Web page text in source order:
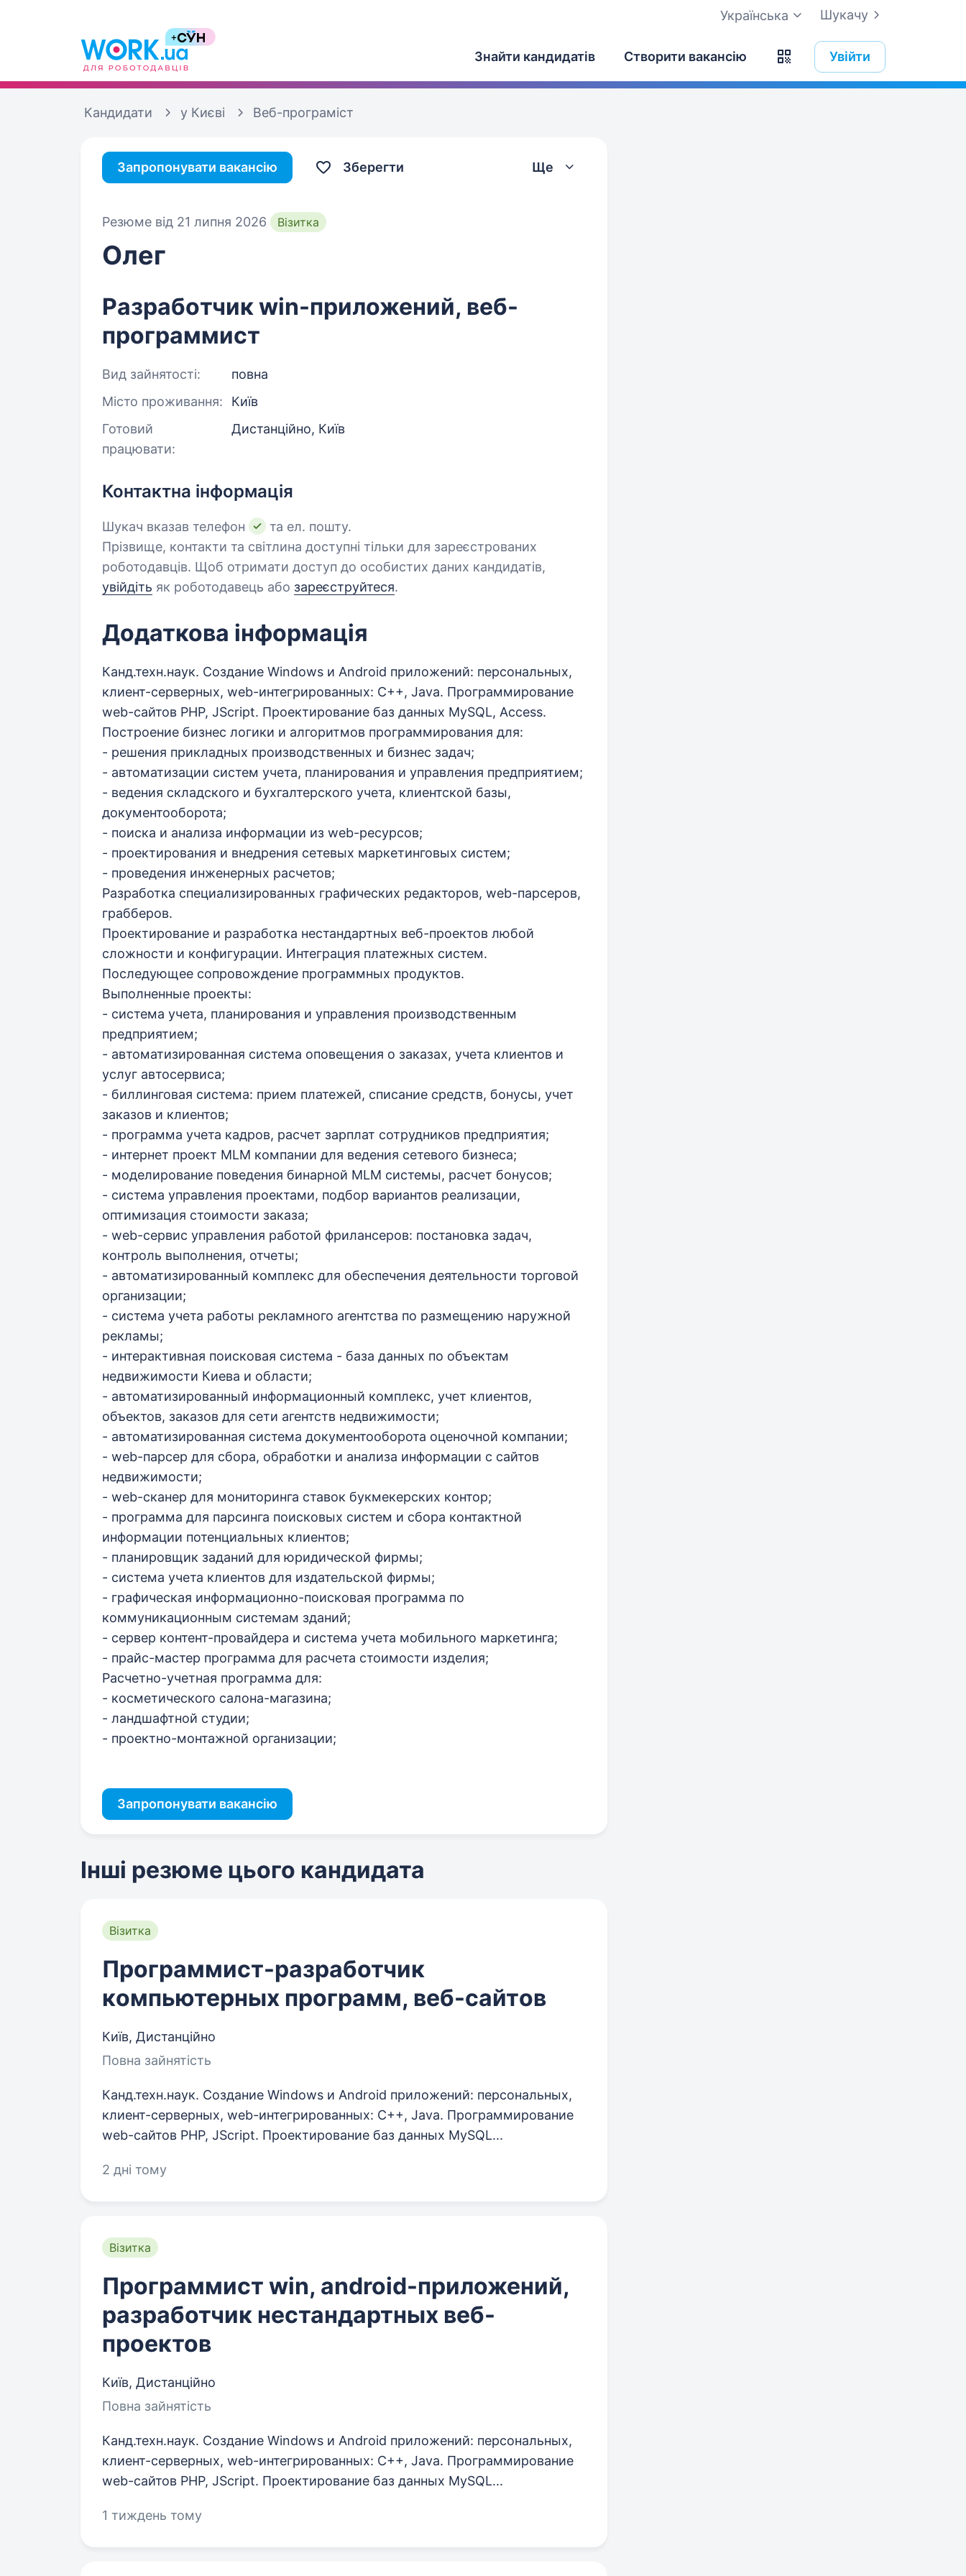
Шукачу
Українська
Знайти кандидатів Створити вакансію Увійти
Кандидати у Києві Веб-програміст
Запропонувати вакансію Зберегти Ще
Резюме від 21 липня 2026 Візитка
Олег
Рaзрабoтчик win-приложений, веб-
программист
Вид зайнятості:
повна
Місто проживання:
Київ
Готовий
працювати:
Дистанційно, Київ
Контактна інформація
Шукач вказав телефон
та ел. пошту.
Прізвище, контакти та світлина доступні тільки для зареєстрованих
роботодавців. Щоб отримати доступ до особистих даних кандидатів,
увійдіть як роботодавець або зареєструйтеся.
Додаткова інформація
Канд.техн.наук. Создание Windows и Android приложений: персональных,
клиент-серверных, web-интегрированных: C++, Java. Программирование
web-сайтов PHP, JScript. Проектирование баз данных MySQL, Access.
Построение бизнес логики и алгоритмов программирования для:
- решения прикладных производственных и бизнес задач;
- автоматизации систем учета, планирования и управления предприятием;
- ведения складского и бухгалтерского учета, клиентской базы,
документооборота;
- поиска и анализа информации из web-ресурсов;
- проектирования и внедрения сетевых маркетинговых систем;
- проведения инженерных расчетов;
Разработка специализированных графических редакторов, web-парсеров,
грабберов.
Проектирование и разработка нестандартных веб-проектов любой
сложности и конфигурации. Интеграция платежных систем.
Последующее сопровождение программных продуктов.
Выполненные проекты:
- система учета, планирования и управления производственным
предприятием;
- автоматизированная система оповещения о заказах, учета клиентов и
услуг автосервиса;
- биллинговая система: прием платежей, списание средств, бонусы, учет
заказов и клиентов;
- программа учета кадров, расчет зарплат сотрудников предприятия;
- интернет проект MLM компании для ведения сетевого бизнеса;
- моделирование поведения бинарной MLM системы, расчет бонусов;
- система управления проектами, подбор вариантов реализации,
оптимизация стоимости заказа;
- web-сервис управления работой фрилансеров: постановка задач,
контроль выполнения, отчеты;
- автоматизированный комплекс для обеспечения деятельности торговой
организации;
- система учета работы рекламного агентства по размещению наружной
рекламы;
- интерактивная поисковая система - база данных по объектам
недвижимости Киева и области;
- автоматизированный информационный комплекс, учет клиентов,
объектов, заказов для сети агентств недвижимости;
- автоматизированная система документооборота оценочной компании;
- web-парсер для сбора, обработки и анализа информации с сайтов
недвижимости;
- web-сканер для мониторинга ставок букмекерских контор;
- программа для парсинга поисковых систем и сбора контактной
информации потенциальных клиентов;
- планировщик заданий для юридической фирмы;
- система учета клиентов для издательской фирмы;
- графическая информационно-поисковая программа по
коммуникационным системам зданий;
- сервер контент-провайдера и система учета мобильного маркетинга;
- прайс-мастер программа для расчета стоимости изделия;
Расчетно-учетная программа для:
- косметического салона-магазина;
- ландшафтной студии;
- проектно-монтажной организации;
Запропонувати вакансію
Інші резюме цього кандидата
Візитка
Программист-разработчик
кoмпьютеpныx пpoгpамм, вeб-caйтoв
Київ, Дистанційно
Повна зайнятість
Канд.техн.наук. Создание Windows и Android приложений: персональных,
клиент-серверных, web-интегрированных: C++, Java. Программирование
web-сайтов PHP, JScript. Проектирование баз данных MySQL...
2 дні тому
Візитка
Программист win, android-приложений,
разработчик нестандартных веб-
проектов
Київ, Дистанційно
Повна зайнятість
Канд.техн.наук. Создание Windows и Android приложений: персональных,
клиент-серверных, web-интегрированных: C++, Java. Программирование
web-сайтов PHP, JScript. Проектирование баз данных MySQL...
1 тиждень тому